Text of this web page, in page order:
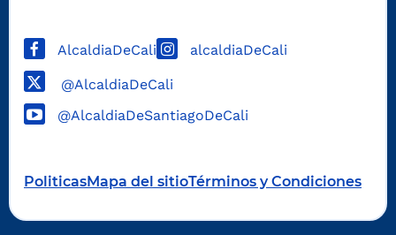
AlcaldiaDeCali alcaldiaDeCali
@AlcaldiaDeCali
@AlcaldiaDeSantiagoDeCali
PoliticasMapa del sitioTérminos y Condiciones